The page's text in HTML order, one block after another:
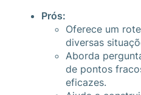
Prós:
Oferece um
diversas
Aborda
de pontos
eficazes.